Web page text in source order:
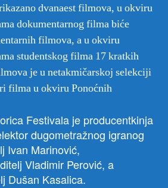
dvanaest filmova, u okviru
dokumentarnog filma biće
filmova, a u okviru
studentskog filma 17 kratkih
je u netakmičarskoj selekciji
filma u okviru Ponoćnih
Festivala je producentkinja
dugometražnog igranog
Ivan Marinović,
Vladimir Perović, a
Dušan Kasalica.